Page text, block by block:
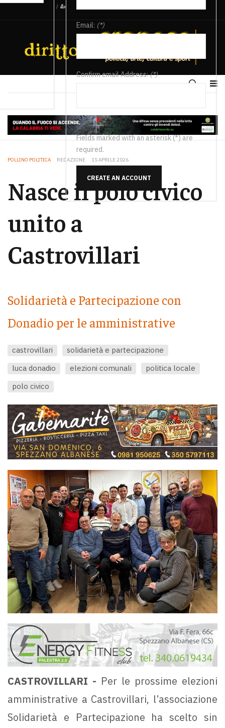
/
Email: (*)
Confirm email Address:(*)
Fields marked with an asterisk (*) are
required.
CREATE AN ACCOUNT
POLLINO POLITICA REDAZIONE 15 APRILE 2026
Nasce il polo civico
unito a
Castrovillari
Solidarietà e Partecipazione con
Donadio per le amministrative
castrovillari
solidarietà e partecipazione
luca donadio
elezioni comunali
politica locale
polo civico
CASTROVILLARI - Per le prossime elezioni
amministrative a Castrovillari, l’associazione
Solidarietà e Partecipazione ha scelto sin